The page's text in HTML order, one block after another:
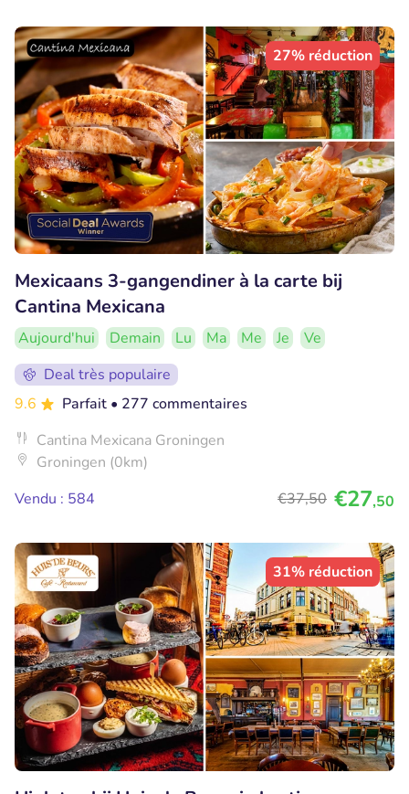
27% réduction
Mexicaans 3-gangendiner à la carte bij
Cantina Mexicana
Aujourd'hui Demain Lu Ma Me Je
Ve
Deal très populaire
9.6
Parfait • 277 commentaires
Cantina Mexicana Groningen
Groningen (0km)
Vendu : 584
€37,50 €27,50
31% réduction